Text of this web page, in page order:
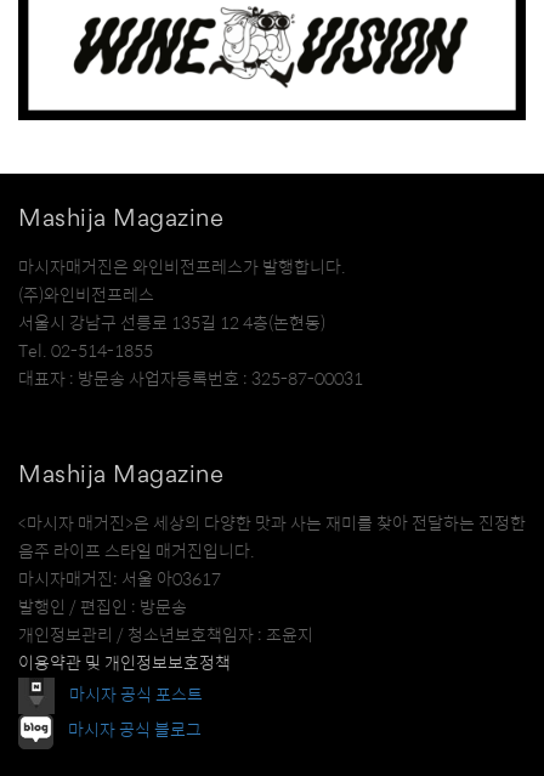
Mashija Magazine
마시자매거진은 와인비전프레스가 발행합니다.
(주)와인비전프레스
서울시 강남구 선릉로 135길 12 4층(논현동)
Tel. 02-514-1855
대표자 : 방문송 사업자등록번호 : 325-87-00031
Mashija Magazine
<마시자 매거진>은 세상의 다양한 맛과 사는 재미를 찾아 전달하는 진정한
음주 라이프 스타일 매거진입니다.
마시자매거진: 서울 아03617
발행인 / 편집인 : 방문송
개인정보관리 / 청소년보호책임자 : 조윤지
이용약관 및 개인정보보호정책
마시자 공식 포스트
마시자 공식 블로그